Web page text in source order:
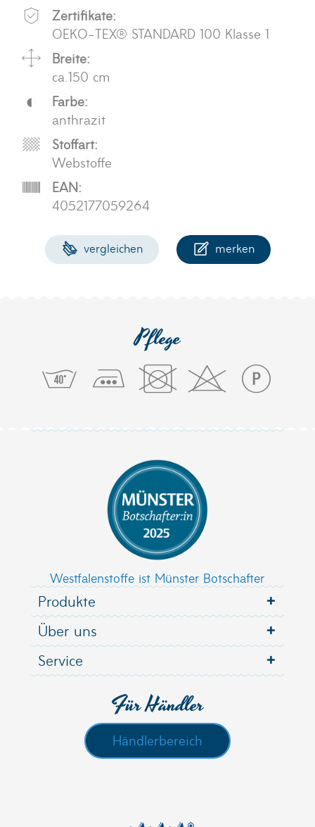
Zertifikate:
OEKO-TEX® STANDARD 100 Klasse 1
Breite:
ca.150 cm
Farbe:
anthrazit
Stoffart:
Webstoffe
EAN:
4052177059264
vergleichen merken
Pflege
Westfalenstoffe ist Münster Botschafter
Produkte
Über uns
Service
Für Händler
Händlerbereich